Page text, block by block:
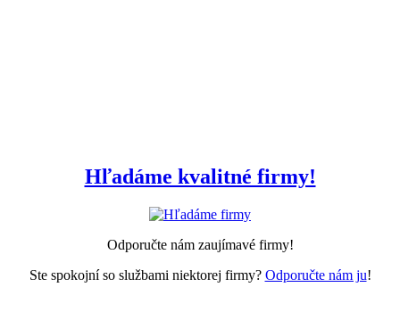
Hľadáme kvalitné firmy!
Odporučte nám zaujímavé firmy!
Ste spokojní so službami niektorej firmy? Odporučte nám ju!